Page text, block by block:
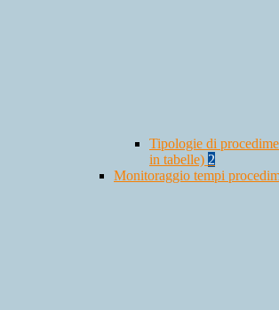
Tipologie di
in tabelle) 2
Monitoraggio tempi